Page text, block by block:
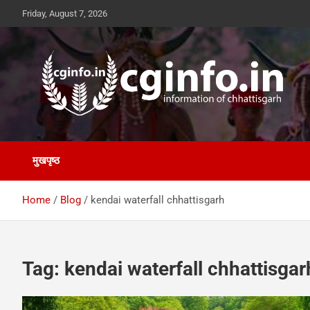
content
Friday, August 7, 2026
cginfo.in
information of Chhattisgarh
मुखपृष्ठ
Home Blog kendai waterfall chhattisgarh
Tag: kendai waterfall